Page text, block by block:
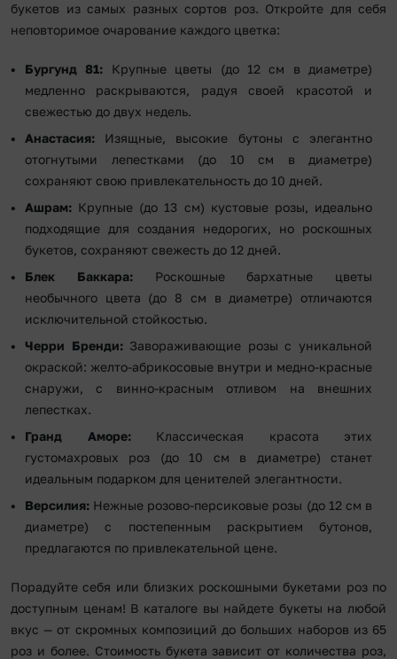
букетов из самых разных сортов роз. Откройте для себя
неповторимое очарование каждого цветка:
Бургунд 81: Крупные цветы (до 12 см в диаметре)
медленно раскрываются, радуя своей красотой и
свежестью до двух недель.
Анастасия: Изящные, высокие бутоны с элегантно
отогнутыми лепестками (до 10 см в диаметре)
сохраняют свою привлекательность до 10 дней.
Ашрам: Крупные (до 13 см) кустовые розы, идеально
подходящие для создания недорогих, но роскошных
букетов, сохраняют свежесть до 12 дней.
Блек Баккара:Роскошные бархатные цветы
необычного цвета (до 8 см в диаметре) отличаются
исключительной стойкостью.
Черри Бренди:Завораживающие розы с уникальной
окраской: желто-абрикосовые внутри и медно-красные
снаружи, с винно-красным отливом на внешних
лепестках.
Гранд Аморе:Классическая красота этих
густомахровых роз (до 10 см в диаметре) станет
идеальным подарком для ценителей элегантности.
Версилия: Нежные розово-персиковые розы (до 12 см в
диаметре) с постепенным раскрытием бутонов,
предлагаются по привлекательной цене.
Порадуйте себя или близких роскошными букетами роз по
доступным ценам! В каталоге вы найдете букеты на любой
вкус — от скромных композиций до больших наборов из 65
роз и более. Стоимость букета зависит от количества роз,